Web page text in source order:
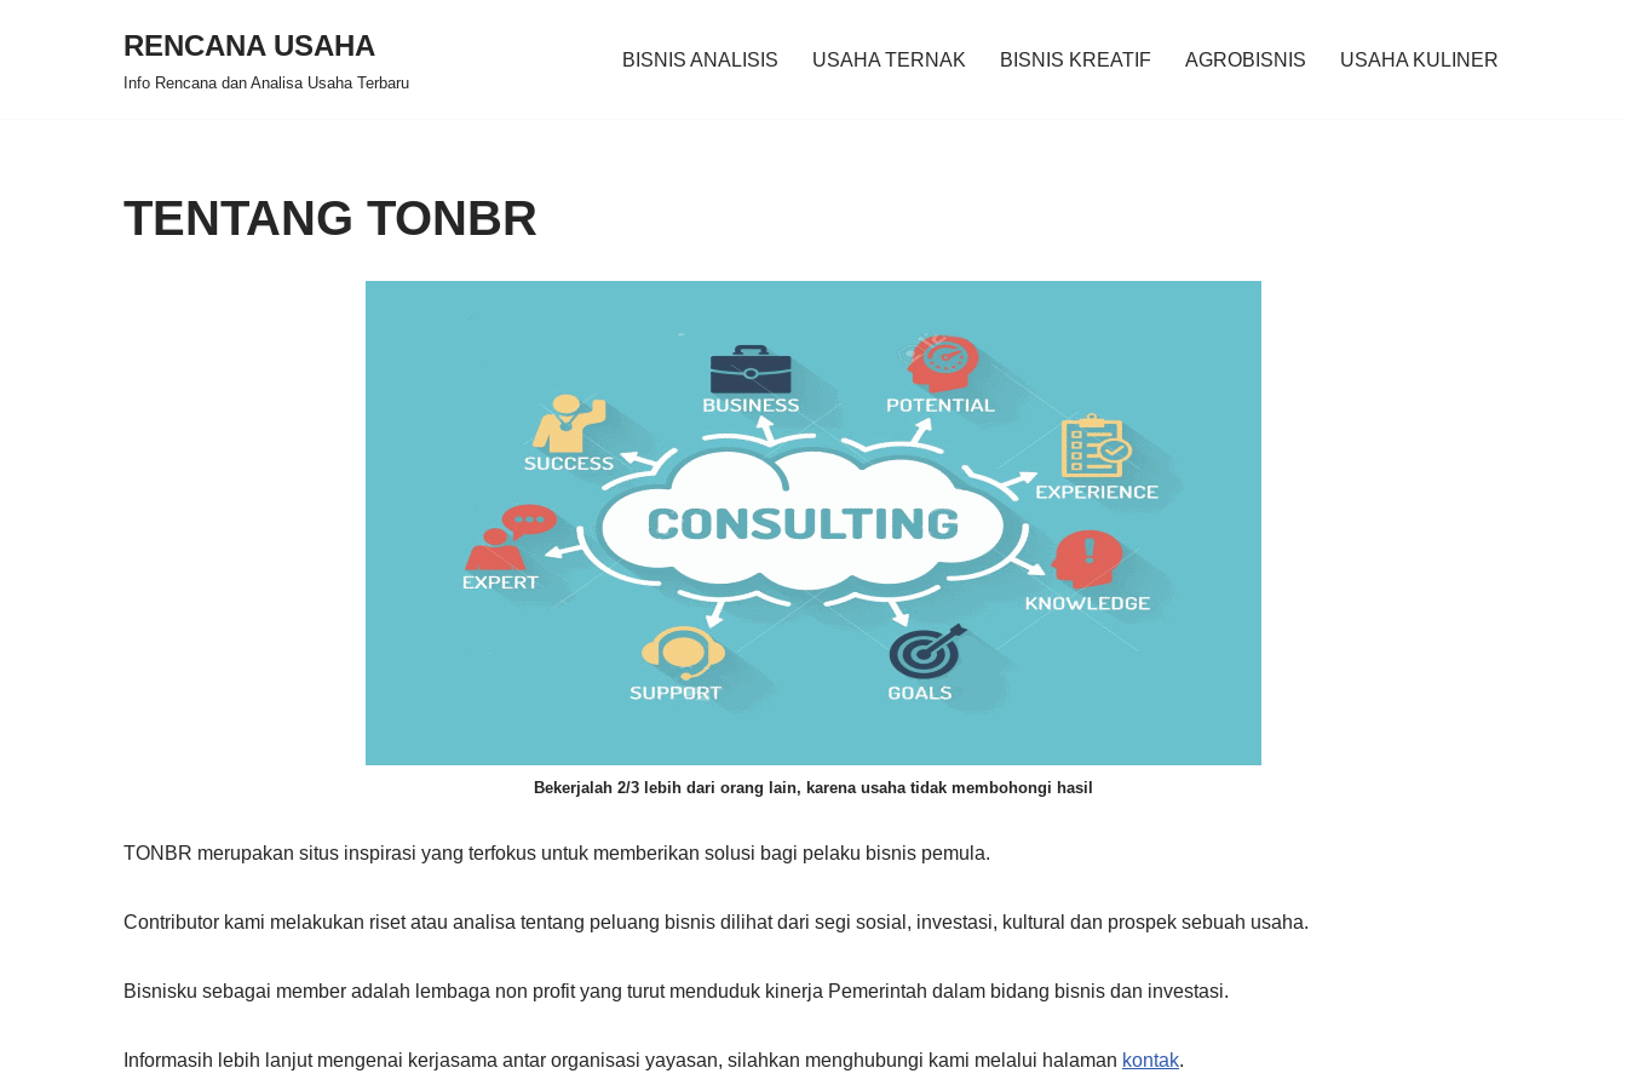
RENCANA USAHA
Info Rencana dan Analisa Usaha Terbaru
BISNIS ANALISIS USAHA TERNAK BISNIS KREATIF AGROBISNIS USAHA KULINER
TENTANG TONBR
Bekerjalah 2/3 lebih dari orang lain, karena usaha tidak membohongi hasil
TONBR merupakan situs inspirasi yang terfokus untuk memberikan solusi bagi pelaku bisnis pemula.
Contributor kami melakukan riset atau analisa tentang peluang bisnis dilihat dari segi sosial, investasi, kultural dan prospek sebuah usaha.
Bisnisku sebagai member adalah lembaga non profit yang turut menduduk kinerja Pemerintah dalam bidang bisnis dan investasi.
Informasih lebih lanjut mengenai kerjasama antar organisasi yayasan, silahkan menghubungi kami melalui halaman kontak.